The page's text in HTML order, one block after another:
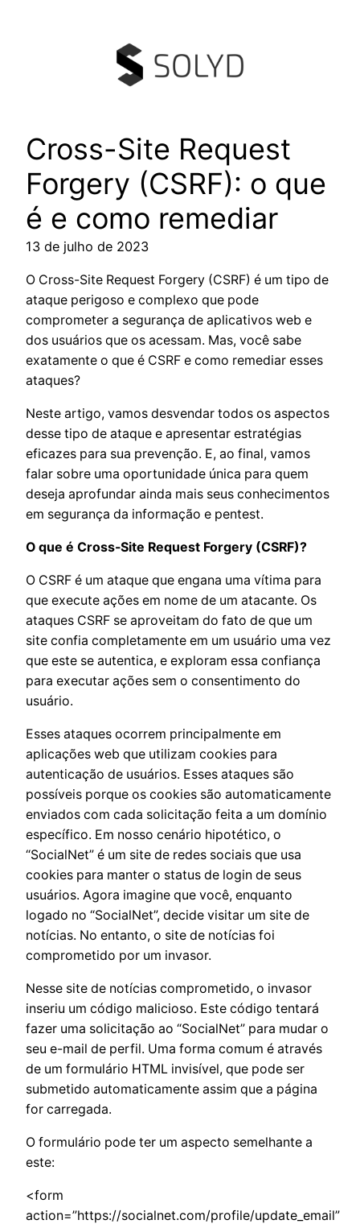
Cross-Site Request
Forgery (CSRF): o que
é e como remediar
13 de julho de 2023
O Cross-Site Request Forgery (CSRF) é um tipo de
ataque perigoso e complexo que pode
comprometer a segurança de aplicativos web e
dos usuários que os acessam. Mas, você sabe
exatamente o que é CSRF e como remediar esses
ataques?
Neste artigo, vamos desvendar todos os aspectos
desse tipo de ataque e apresentar estratégias
eficazes para sua prevenção. E, ao final, vamos
falar sobre uma oportunidade única para quem
deseja aprofundar ainda mais seus conhecimentos
em segurança da informação e pentest.
O que é Cross-Site Request Forgery (CSRF)?
O CSRF é um ataque que engana uma vítima para
que execute ações em nome de um atacante. Os
ataques CSRF se aproveitam do fato de que um
site confia completamente em um usuário uma vez
que este se autentica, e exploram essa confiança
para executar ações sem o consentimento do
usuário.
Esses ataques ocorrem principalmente em
aplicações web que utilizam cookies para
autenticação de usuários. Esses ataques são
possíveis porque os cookies são automaticamente
enviados com cada solicitação feita a um domínio
específico. Em nosso cenário hipotético, o
“SocialNet” é um site de redes sociais que usa
cookies para manter o status de login de seus
usuários. Agora imagine que você, enquanto
logado no “SocialNet”, decide visitar um site de
notícias. No entanto, o site de notícias foi
comprometido por um invasor.
Nesse site de notícias comprometido, o invasor
inseriu um código malicioso. Este código tentará
fazer uma solicitação ao “SocialNet” para mudar o
seu e-mail de perfil. Uma forma comum é através
de um formulário HTML invisível, que pode ser
submetido automaticamente assim que a página
for carregada.
O formulário pode ter um aspecto semelhante a
este:
<form
action=”https://socialnet.com/profile/update_email”